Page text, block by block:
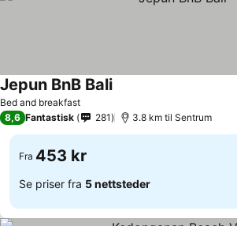
Bed and breakfast
Jepun BnB BaliSe priser
8,6 Fantastisk 281 3.8 km til Sentrum
Fra 453 kr
Se priser fra 5 nettsteder